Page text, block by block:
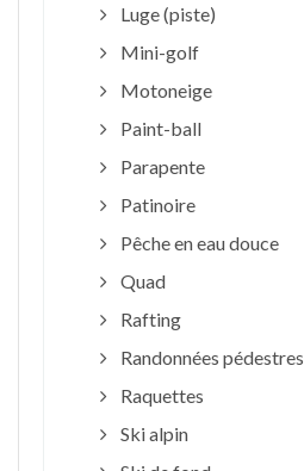
Luge (piste)
Mini-golf
Motoneige
Paint-ball
Parapente
Patinoire
Pêche en eau douce
Quad
Rafting
Randonnées pédestres
Raquettes
Ski alpin